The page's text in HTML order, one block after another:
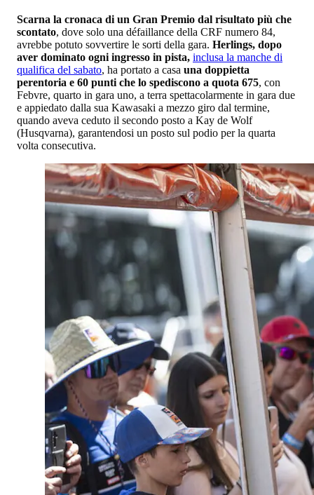
Scarna la cronaca di un Gran Premio dal risultato più che
scontato, dove solo una défaillance della CRF numero 84,
avrebbe potuto sovvertire le sorti della gara. Herlings, dopo
aver dominato ogni ingresso in pista, inclusa la manche di
qualifica del sabato, ha portato a casa una doppietta
perentoria e 60 punti che lo spediscono a quota 675, con
Febvre, quarto in gara uno, a terra spettacolarmente in gara due
e appiedato dalla sua Kawasaki a mezzo giro dal termine,
quando aveva ceduto il secondo posto a Kay de Wolf
(Husqvarna), garantendosi un posto sul podio per la quarta
volta consecutiva.